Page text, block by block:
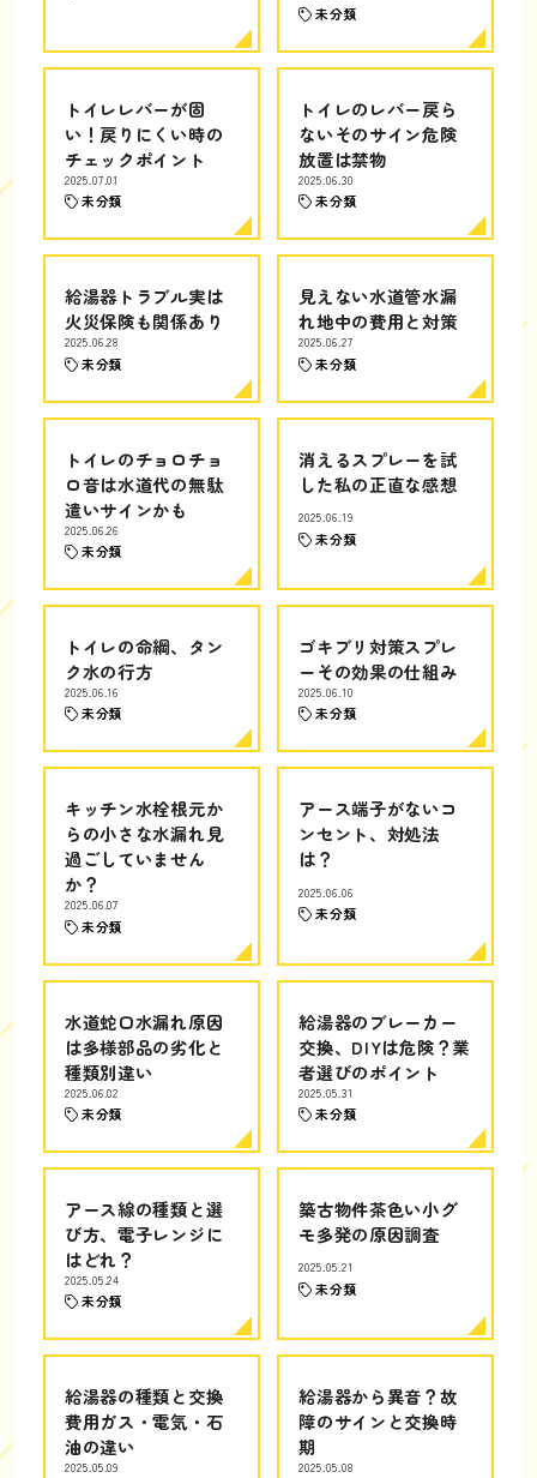
未分類
トイレレバーが固
い！戻りにくい時の
チェックポイント
2025.07.01
未分類
トイレのレバー戻ら
ないそのサイン危険
放置は禁物
2025.06.30
未分類
給湯器トラブル実は
火災保険も関係あり
2025.06.28
未分類
見えない水道管水漏
れ地中の費用と対策
2025.06.27
未分類
トイレのチョロチョ
ロ音は水道代の無駄
遣いサインかも
2025.06.26
未分類
消えるスプレーを試
した私の正直な感想
2025.06.19
未分類
トイレの命綱、タン
ク水の行方
2025.06.16
未分類
ゴキブリ対策スプレ
ーその効果の仕組み
2025.06.10
未分類
キッチン水栓根元か
らの小さな水漏れ見
過ごしていません
か？
2025.06.07
未分類
アース端子がないコ
ンセント、対処法
は？
2025.06.06
未分類
水道蛇口水漏れ原因
は多様部品の劣化と
種類別違い
2025.06.02
未分類
給湯器のブレーカー
交換、DIYは危険？業
者選びのポイント
2025.05.31
未分類
アース線の種類と選
び方、電子レンジに
はどれ？
2025.05.24
未分類
築古物件茶色い小グ
モ多発の原因調査
2025.05.21
未分類
給湯器の種類と交換
費用ガス・電気・石
油の違い
2025.05.09
給湯器から異音？故
障のサインと交換時
期
2025.05.08